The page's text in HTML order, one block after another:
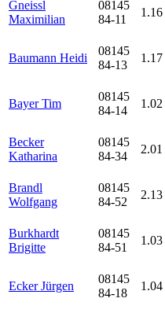
Gneissl
Maximilian
08145
84-11
1.16
Baumann Heidi
08145
84-13
1.17
Bayer Tim
08145
84-14
1.02
Becker
Katharina
08145
84-34
2.01
Brandl
Wolfgang
08145
84-52
2.13
Burkhardt
Brigitte
08145
84-51
1.03
Ecker Jürgen
08145
84-18
1.04